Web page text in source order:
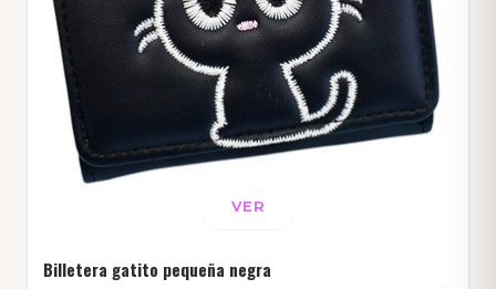
VER
Billetera gatito pequeña negra